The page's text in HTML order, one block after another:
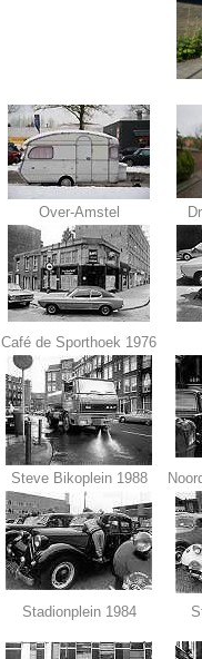
Over-Amstel
Café de Sporthoek 1976
Steve Bikoplein 1988
Stadionplein 1984